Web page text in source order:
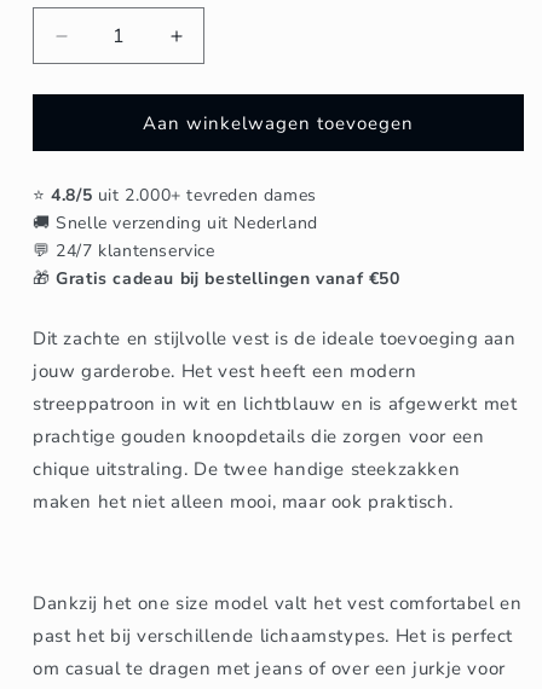
Aantal
verlagen
voor
Gestreept
gebreid
-
Lichtblauw/Wit
Aantal
verhogen
voor
Gestreept
gebreid
-
Lichtblauw/Wit
Aan winkelwagen toevoegen
⭐4.8/5 uit 2.000+ tevreden dames
🚚 Snelle verzending uit Nederland
💬 24/7 klantenservice
🎁Gratis cadeau bij bestellingen vanaf €50
Dit zachte en stijlvolle vest is de ideale toevoeging aan
jouw garderobe. Het vest heeft een modern
streeppatroon in wit en lichtblauw en is afgewerkt met
prachtige gouden knoopdetails die zorgen voor een
chique uitstraling. De twee handige steekzakken
maken het niet alleen mooi, maar ook praktisch.
Dankzij het one size model valt het vest comfortabel en
past het bij verschillende lichaamstypes. Het is perfect
om casual te dragen met jeans of over een jurkje voor